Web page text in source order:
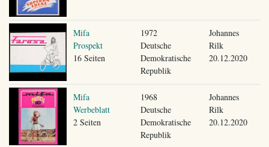
Mifa
Prospekt
16 Seiten
1972
Deutsche
Demokratische
Republik
Johannes
Rilk
20.12.2020
Mifa
Werbeblatt
2 Seiten
1968
Deutsche
Demokratische
Republik
Johannes
Rilk
20.12.2020